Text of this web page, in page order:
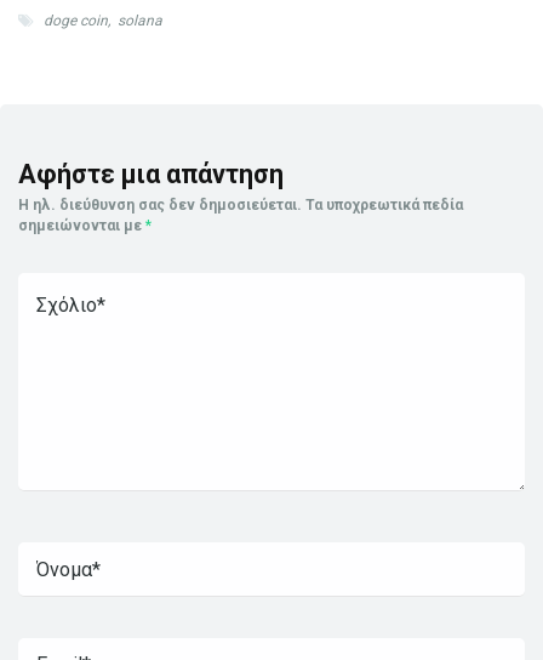
doge coin, solana
Αφήστε μια απάντηση
Η ηλ. διεύθυνση σας δεν δημοσιεύεται. Τα υποχρεωτικά πεδία
σημειώνονται με *